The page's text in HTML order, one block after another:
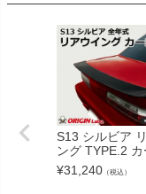
S13 シルビア
ング TYPE.2
¥31,240 （税込）